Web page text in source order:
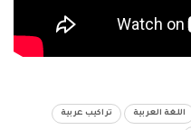
اللغة العربية تراكيب عربية